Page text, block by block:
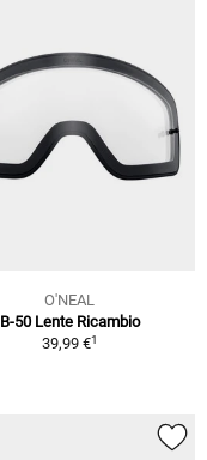
O'NEAL
B-50 Lente Ricambio
39,99 €1